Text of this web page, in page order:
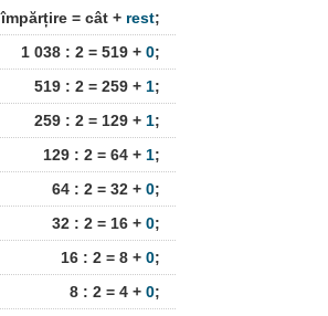
împărțire = cât + rest;
1 038 : 2 = 519 + 0;
519 : 2 = 259 + 1;
259 : 2 = 129 + 1;
129 : 2 = 64 + 1;
64 : 2 = 32 + 0;
32 : 2 = 16 + 0;
16 : 2 = 8 + 0;
8 : 2 = 4 + 0;